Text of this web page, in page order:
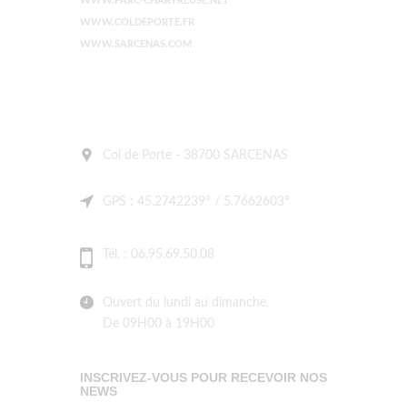
WWW.COLDEPORTE.FR
WWW.SARCENAS.COM
Col de Porte - 38700 SARCENAS
GPS : 45.2742239° / 5.7662603°
Tél. : 06.95.69.50.08
Ouvert du lundi au dimanche,
De 09H00 à 19H00
INSCRIVEZ-VOUS POUR RECEVOIR NOS
NEWS